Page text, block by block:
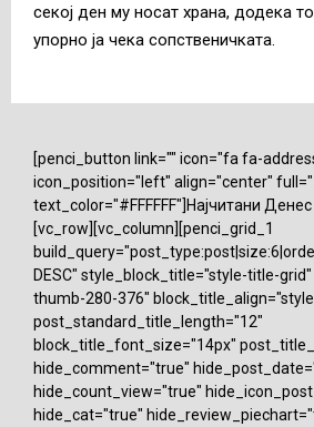
секој ден му носат храна, додека
упорно ја чека сопственичката.
[penci_button link="" icon="fa fa-
icon_position="left" align="center"
text_color="#FFFFFF"]Најчитани
[vc_row][vc_column][penci_grid_1
DESC" style_block_title="style-title-
thumb-280-376"
post_standard_title_length="12"
block_title_font_size="14px"
hide_comment="true"
hide_count_view="true"
hide_cat="true"